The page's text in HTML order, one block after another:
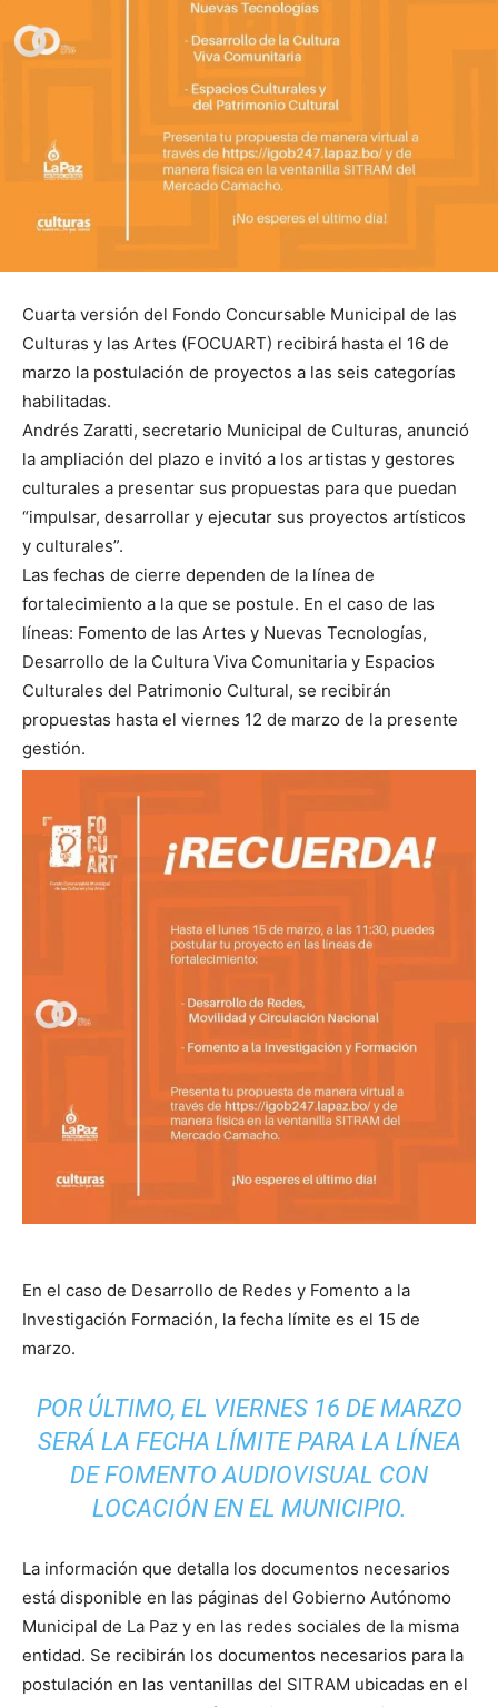
Cuarta versión del Fondo Concursable Municipal de las
Culturas y las Artes (FOCUART) recibirá hasta el 16 de
marzo la postulación de proyectos a las seis categorías
habilitadas.
Andrés Zaratti, secretario Municipal de Culturas, anunció
la ampliación del plazo e invitó a los artistas y gestores
culturales a presentar sus propuestas para que puedan
“impulsar, desarrollar y ejecutar sus proyectos artísticos
y culturales”.
Las fechas de cierre dependen de la línea de
fortalecimiento a la que se postule. En el caso de las
líneas: Fomento de las Artes y Nuevas Tecnologías,
Desarrollo de la Cultura Viva Comunitaria y Espacios
Culturales del Patrimonio Cultural, se recibirán
propuestas hasta el viernes 12 de marzo de la presente
gestión.
En el caso de Desarrollo de Redes y Fomento a la
Investigación Formación, la fecha límite es el 15 de
marzo.
POR ÚLTIMO, EL VIERNES 16 DE MARZO
SERÁ LA FECHA LÍMITE PARA LA LÍNEA
DE FOMENTO AUDIOVISUAL CON
LOCACIÓN EN EL MUNICIPIO.
La información que detalla los documentos necesarios
está disponible en las páginas del Gobierno Autónomo
Municipal de La Paz y en las redes sociales de la misma
entidad. Se recibirán los documentos necesarios para la
postulación en las ventanillas del SITRAM ubicadas en el